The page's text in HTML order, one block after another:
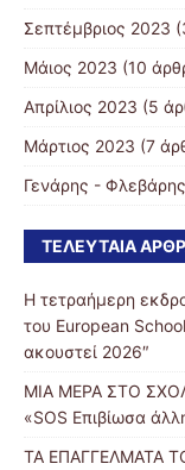
Σεπτέμβριος 2023
Μάιος 2023 (10
Απρίλιος 2023 (5
Μάρτιος 2023 (7
Γενάρης -
ΤΕΛΕΥΤΑΊΑ
Η τετραήμερη
του European
ακουστεί 2026″
ΜΙΑ ΜΕΡΑ ΣΤΟ
«SOS Επιβίωσα
ΤΑ ΕΠΑΓΓΕΛΜΑΤΑ